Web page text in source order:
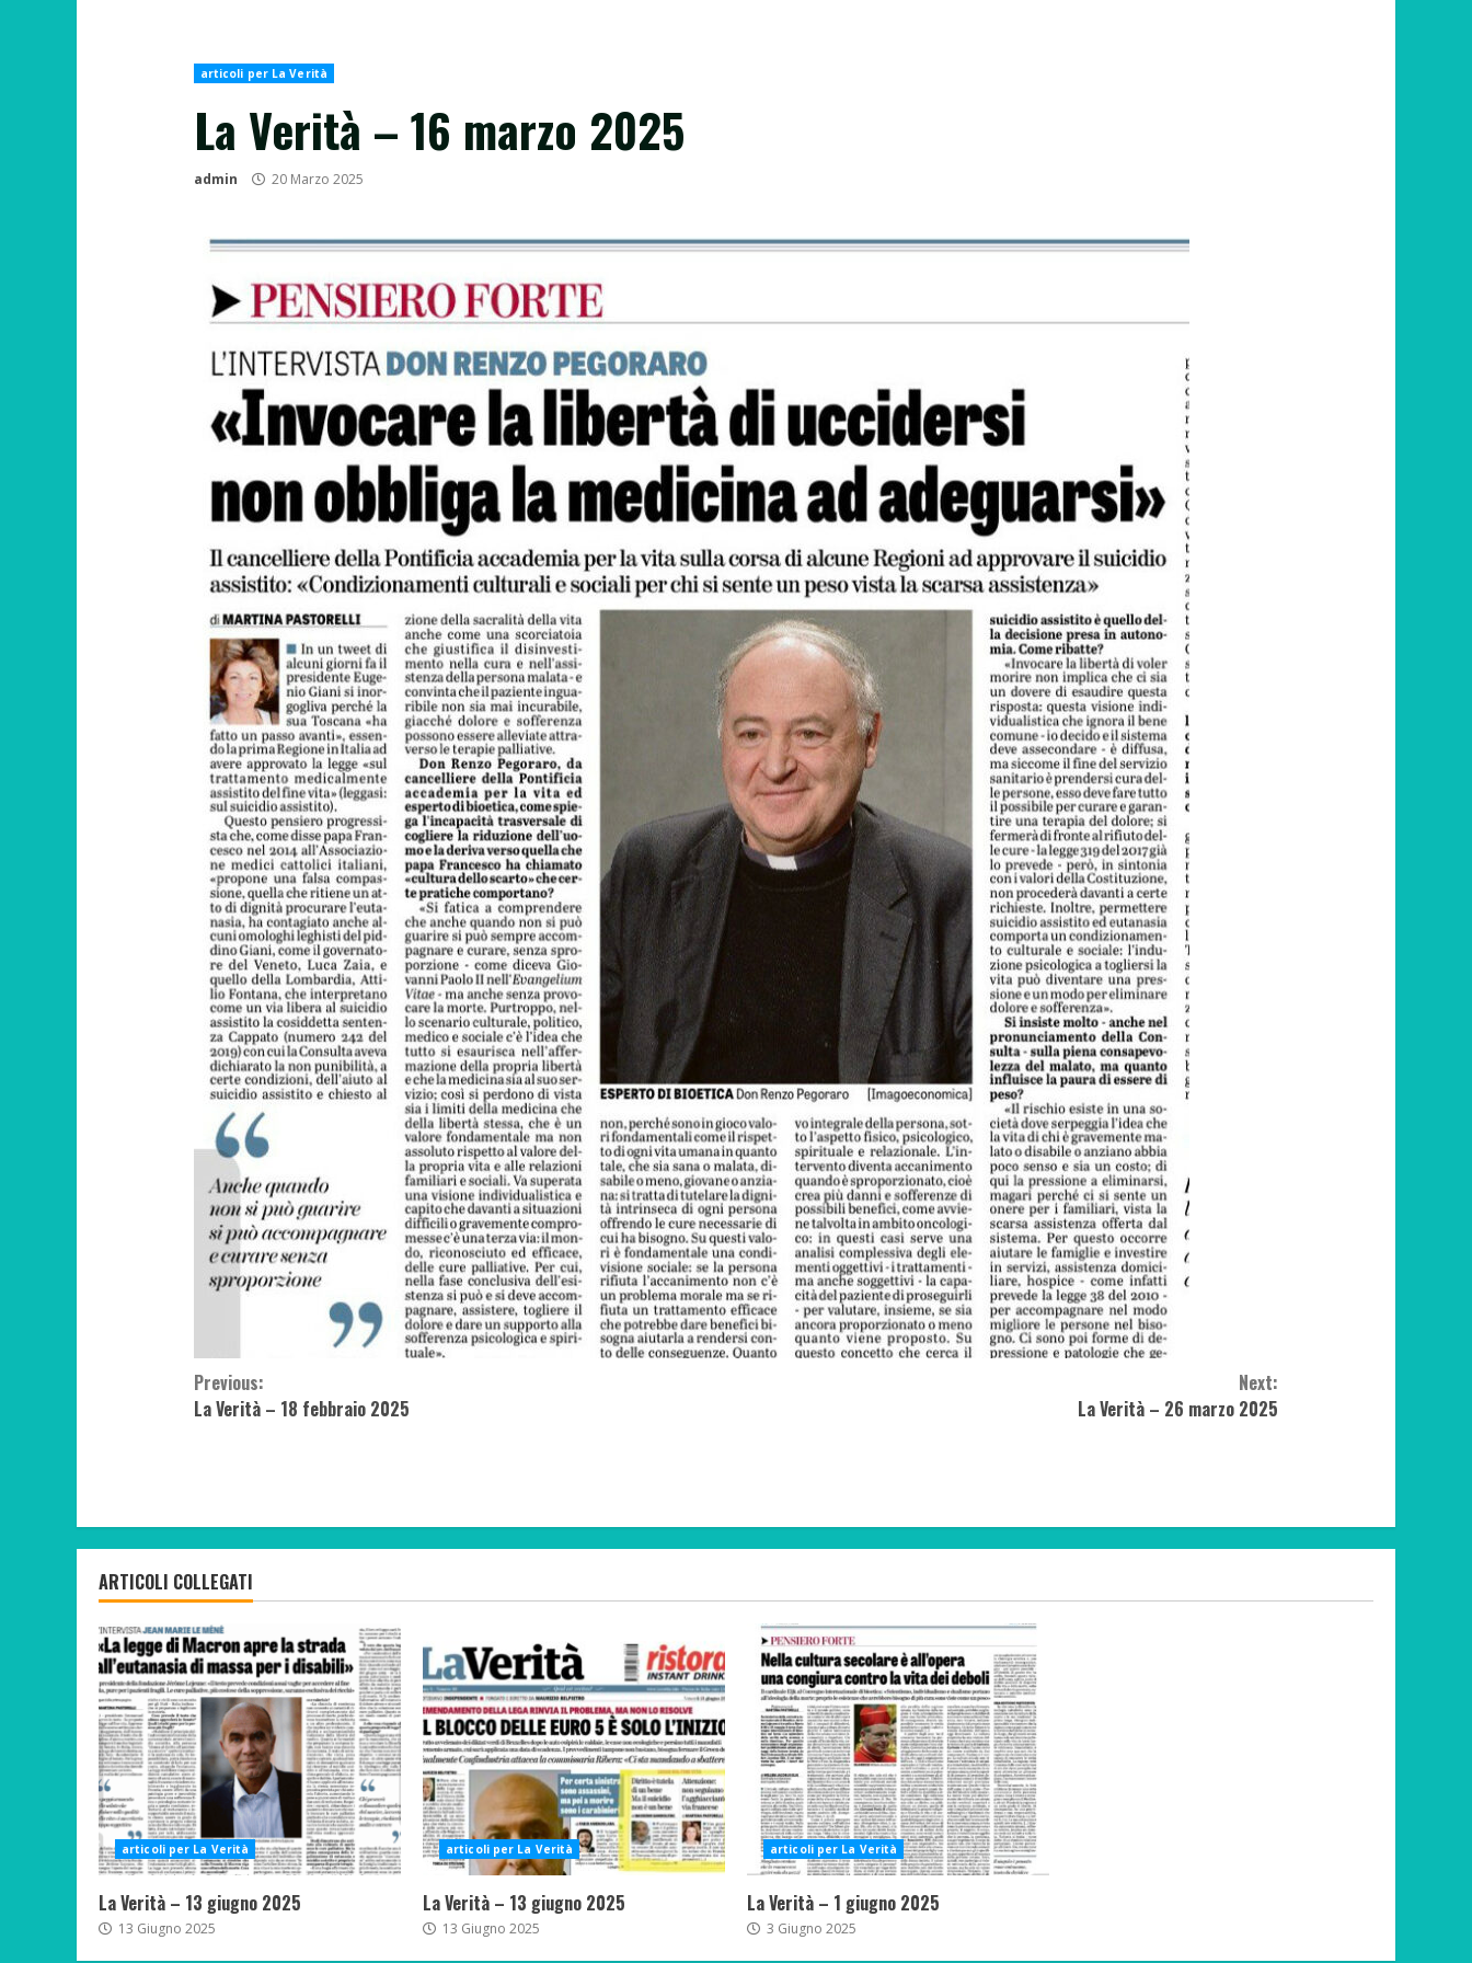
articoli per La Verità
La Verità – 16 marzo 2025
admin 20 Marzo 2025
Continue
Reading
Previous:
La Verità – 18 febbraio 2025
Next:
La Verità – 26 marzo 2025
ARTICOLI COLLEGATI
articoli per La Verità
La Verità – 13 giugno 2025
13 Giugno 2025
articoli per La Verità
La Verità – 13 giugno 2025
13 Giugno 2025
articoli per La Verità
La Verità – 1 giugno 2025
3 Giugno 2025